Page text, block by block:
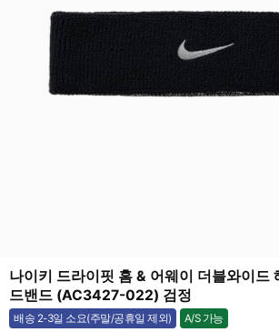
나이키 드라이핏 홈 & 어웨이 더블와이드
드밴드 (AC3427-022) 검정
배송 2-3일 소요(주말/공휴일 제외) A/S 가능
가능